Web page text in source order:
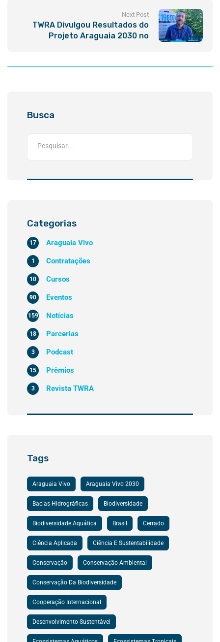
Next Post
TWRA Divulgou Resultados do
Projeto Araguaia 2030 no
Busca
Categorias
Araguaia Vivo
17
Contratações
1
Cursos
10
Eventos
90
Notícias
159
Parcerias
18
Podcast
3
Prêmios
15
Revista TWRA
3
Tags
Araguaia Vivo Araguaia Vivo 2030
Bacias Hidrográficas Biodiversidade
Biodiversidade Aquática Brasil Cerrado
Ciência Aplicada Ciência E Sustentabilidade
Conservação Conservação Ambiental
Conservação Da Biodiversidade
Cooperação Internacional
Desenvolvimento Sustentável